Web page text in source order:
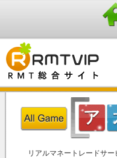
リアルマネートレードサ